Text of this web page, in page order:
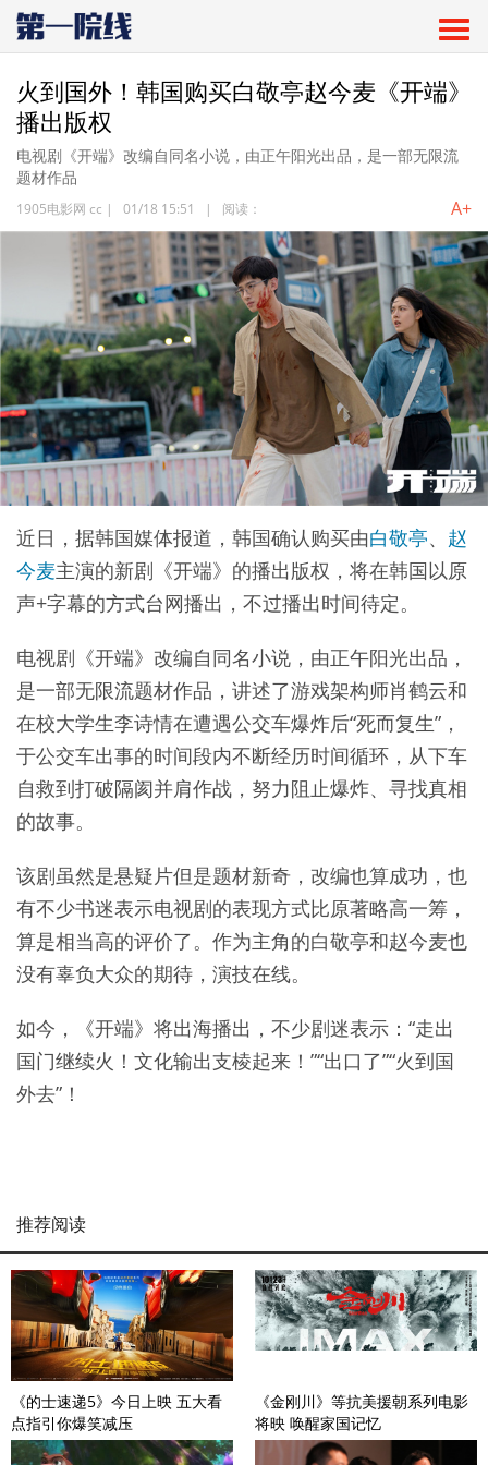
火到国外！韩国购买白敬亭赵今麦《开端》
播出版权
电视剧《开端》改编自同名小说，由正午阳光出品，是一部无限流
题材作品
1905电影网 cc | 01/18 15:51 | 阅读： A+
近日，据韩国媒体报道，韩国确认购买由白敬亭、 赵
今麦主演的新剧《开端》的播出版权，将在韩国以原
声+字幕的方式台网播出，不过播出时间待定。
电视剧《开端》改编自同名小说，由正午阳光出品，
是一部无限流题材作品，讲述了游戏架构师肖鹤云和
在校大学生李诗情在遭遇公交车爆炸后“死而复生”，
于公交车出事的时间段内不断经历时间循环，从下车
自救到打破隔阂并肩作战，努力阻止爆炸、寻找真相
的故事。
该剧虽然是悬疑片但是题材新奇，改编也算成功，也
有不少书迷表示电视剧的表现方式比原著略高一筹，
算是相当高的评价了。作为主角的白敬亭和赵今麦也
没有辜负大众的期待，演技在线。
如今，《开端》将出海播出，不少剧迷表示：“走出
国门继续火！文化输出支棱起来！”“出口了”“火到国
外去”！
推荐阅读
《的士速递5》今日上映 五大看
点指引你爆笑减压
《金刚川》等抗美援朝系列电影
将映 唤醒家国记忆